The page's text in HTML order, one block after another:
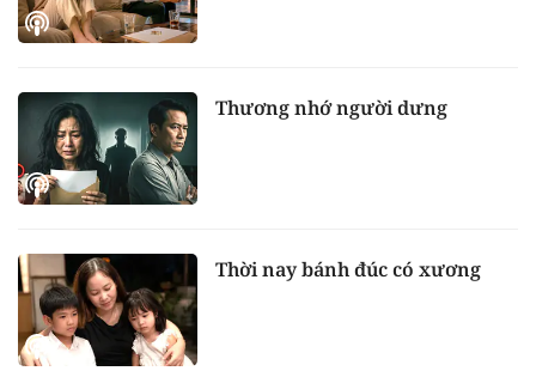
Thương nhớ người dưng
Thời nay bánh đúc có xương